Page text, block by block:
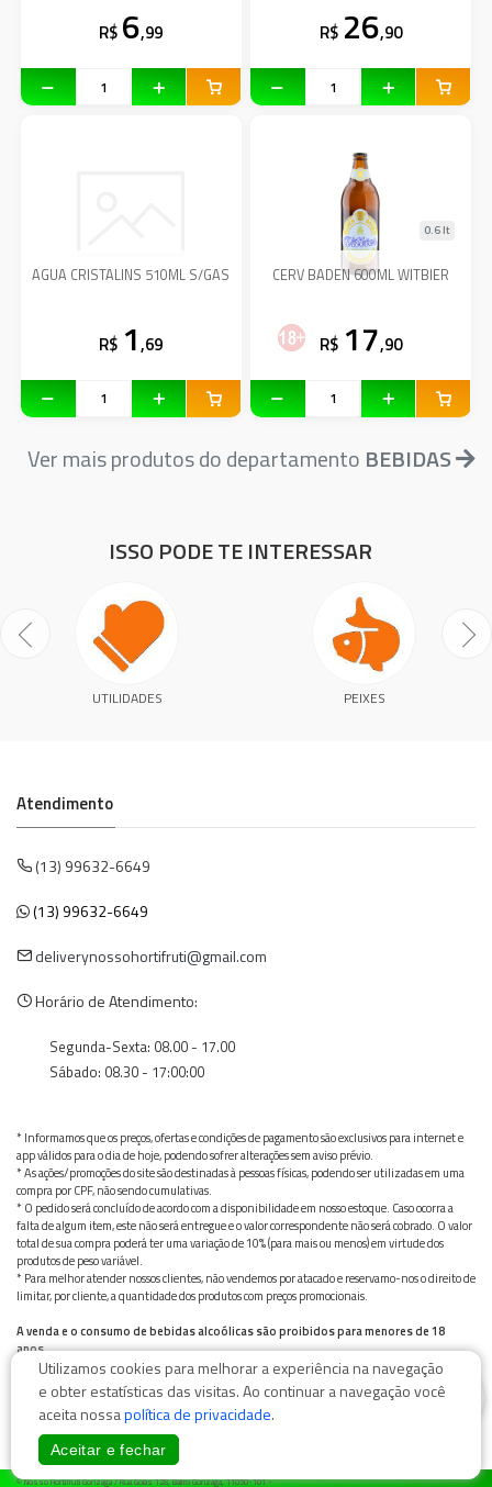
R$ 6,99 R$ 26,90
AGUA CRISTALINS 510ML S/GAS
R$ 1,69
CERV BADEN 600ML WITBIER
0.6 lt
R$ 17,90
Ver mais produtos do departamento BEBIDAS
ISSO PODE TE INTERESSAR
UTILIDADES PEIXES
Atendimento
(13) 99632-6649
(13) 99632-6649
deliverynossohortifruti@gmail.com
Horário de Atendimento:
Segunda-Sexta: 08.00 - 17.00
Sábado: 08.30 - 17:00:00
* Informamos que os preços, ofertas e condições de pagamento são exclusivos para internet e
app válidos para o dia de hoje, podendo sofrer alterações sem aviso prévio.
* As ações/promoções do site são destinadas à pessoas físicas, podendo ser utilizadas em uma
compra por CPF, não sendo cumulativas.
* O pedido será concluído de acordo com a disponibilidade em nosso estoque. Caso ocorra a
falta de algum item, este não será entregue e o valor correspondente não será cobrado. O valor
total de sua compra poderá ter uma variação de 10% (para mais ou menos) em virtude dos
produtos de peso variável.
* Para melhor atender nossos clientes, não vendemos por atacado e reservamo-nos o direito de
limitar, por cliente, a quantidade dos produtos com preços promocionais.
A venda e o consumo de bebidas alcoólicas são proibidos para menores de 18
anos.
Bebida alcoólica pode causar dependência química e, em excesso, provoca graves males à saúde.
Beba com moderação
© Nosso Hortifruti Gonzaga / Rua Goiás 128, Bairro Gonzaga, 11050-101 -
Utilizamos cookies para melhorar a experiência na navegação
e obter estatísticas das visitas. Ao continuar a navegação você
aceita nossapolítica de privacidade.
Aceitar e fechar